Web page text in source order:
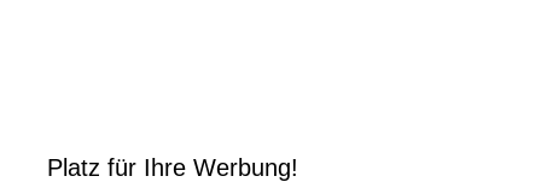
Platz für Ihre Werbung!